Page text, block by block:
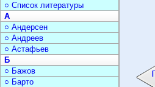
○ Список литературы
А
○ Андерсен
○ Андреев
○ Астафьев
Б
○ Бажов
○ Барто